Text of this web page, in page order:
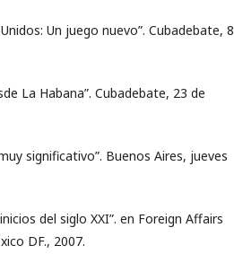
Un juego nuevo”. Cubadebate, 8
La Habana”. Cubadebate, 23 de
significativo”. Buenos Aires, jueves
del siglo XXI”. en Foreign Affairs
DF., 2007.